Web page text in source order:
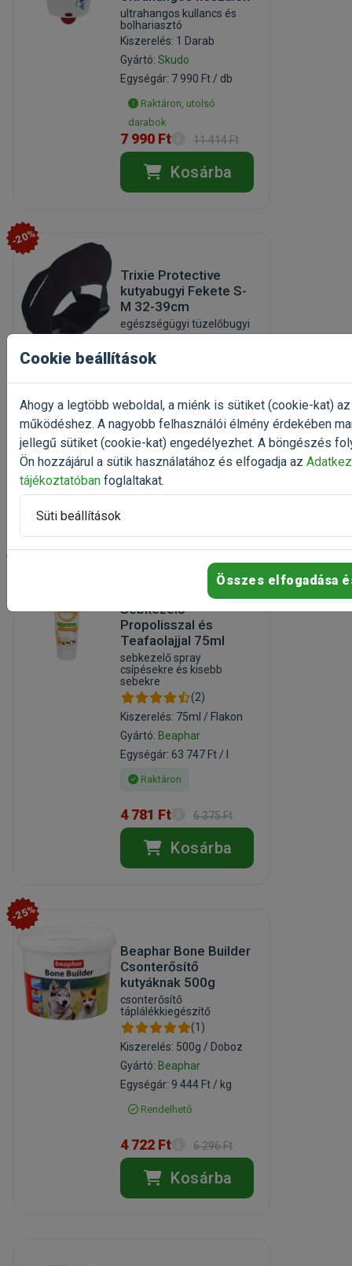
ultrahangos kullancs és
bolhariasztó
Kiszerelés: 1 Darab
Gyártó:Skudo
Egységár: 7 990 Ft / db
Raktáron, utolsó
darabok
7 990 Ft 11 414 Ft
Kosárba
-20%
Trixie Protective
kutyabugyi Fekete S-
M 32-39cm
egészségügyi tüzelőbugyi
Kiszerelés: 1 Darab
Raktáron
1 082 Ft 1 353 Ft
Kosárba
-25%
Beaphar Wound Spray
Sebkezelő
Propolisszal és
Teafaolajjal 75ml
sebkezelő spray
csípésekre és kisebb
sebekre
(2)
Kiszerelés: 75ml / Flakon
Gyártó: Beaphar
Egységár: 63 747 Ft / l
Raktáron
4 781 Ft 6 375 Ft
Kosárba
-25%
Beaphar Bone Builder
Csonterősítő
kutyáknak 500g
csonterősítő
táplálékkiegészítő
(1)
Kiszerelés: 500g / Doboz
Gyártó: Beaphar
Egységár: 9 444 Ft / kg
Rendelhető
4 722 Ft 6 296 Ft
Kosárba
Cookie beállítások
Ahogy a legtöbb weboldal, a miénk is sütiket (cookie-kat)
működéshez. A nagyobb felhasználói élmény érdekében
jellegű sütiket (cookie-kat) engedélyezhet. A böngészés
Ön hozzájárul a sütik használatához és elfogadja az
tájékoztatóban foglaltakat.
Süti beállítások
Összes elfogadása